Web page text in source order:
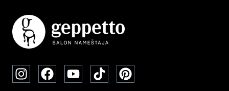
izabrane
na
stranici
proizvoda.